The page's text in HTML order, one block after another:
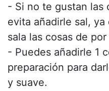
- Si no te gustan las
evita añadirle sal, ya
sala las cosas de por
- Puedes añadirle 1
preparación para
y suave.